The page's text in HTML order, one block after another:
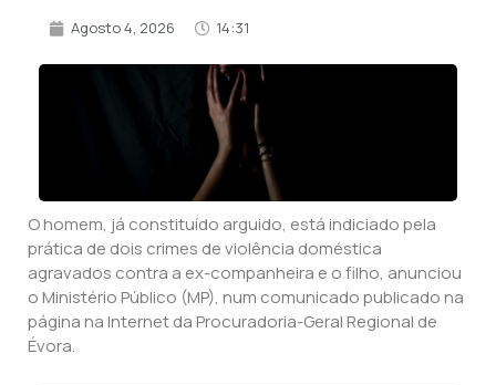
Agosto 4, 2026 14:31
O homem, já constituído arguido, está indiciado pela
prática de dois crimes de violência doméstica
agravados contra a ex-companheira e o filho, anunciou
o Ministério Público (MP), num comunicado publicado na
página na Internet da Procuradoria-Geral Regional de
Évora.